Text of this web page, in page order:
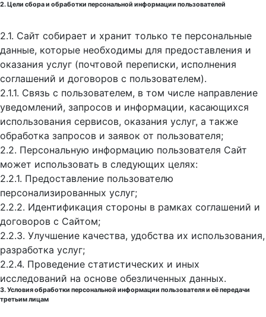
2. Цели сбора и обработки персональной информации пользователей
2.1. Сайт собирает и хранит только те персональные
данные, которые необходимы для предоставления и
оказания услуг (почтовой переписки, исполнения
соглашений и договоров с пользователем).
2.1.1. Связь с пользователем, в том числе направление
уведомлений, запросов и информации, касающихся
использования сервисов, оказания услуг, а также
обработка запросов и заявок от пользователя;
2.2. Персональную информацию пользователя Сайт
может использовать в следующих целях:
2.2.1. Предоставление пользователю
персонализированных услуг;
2.2.2. Идентификация стороны в рамках соглашений и
договоров с Сайтом;
2.2.3. Улучшение качества, удобства их использования,
разработка услуг;
2.2.4. Проведение статистических и иных
исследований на основе обезличенных данных.
3. Условия обработки персональной информации пользователя и её передачи
третьим лицам